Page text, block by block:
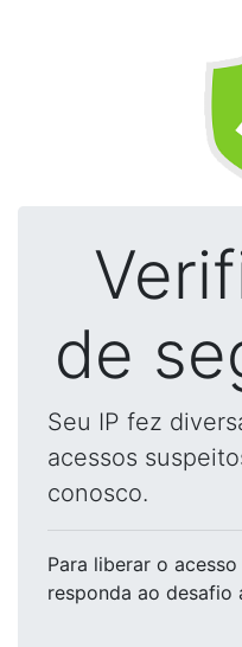
de
Seu IP fez
acessos
conosco.
Para liberar o acesso
responda ao desafio